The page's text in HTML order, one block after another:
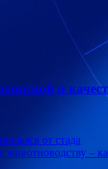
и
от стада
–